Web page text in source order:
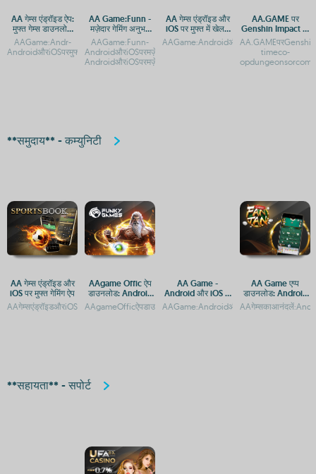
AA गेम्स एंड्रॉइड ऐप:
मुफ्त गेम्स डाउनलोड
और प्ले
AAGame:Andr-
AA Game:Funn -
मज़ेदार गेमिंग अनुभव
Android और iOS पर
AAGame:Funn-
AndroidऔरiOSपरमज़ेदारगेमिंगअनुभवAAGame:Funn-
AndroidऔरiOSपरमज़ेदारगेमिंगअनुभव
AA गेम्स एंड्रॉइड और
iOS पर मुफ्त में खेलने
के लिए डाउनलोड करें
AA.GAME पर
Genshin Impact के
लिए सबसे तेज़ एक्सेस
और APK डाउनलोड
timeco-
opdungeonsorcom
**समुदाय** - कम्युनिटी
AA गेम्स एंड्रॉइड और
iOS पर मुफ्त गेमिंग ऐप
AAगेम्सएंड्रॉइडऔरiOSपरमुफ्तगेमिंगअनुभवAAगेम्सएंड्रॉइडऔरiOSपरमुफ्तमेंखेलनेकेलिएडाउनलोडकरे
AAgame Offic ऐप
डाउनलोड: Android
और iOS प्लेटफ़ॉर्म पर
गेमिंग एक्सेस
AA Game -
Android और iOS के
लिए मुफ्त डाउनलोड
और एक्सेस गाइड
AA Game एप्प
डाउनलोड: Android
और iOS प्लेटफ़ॉर्म पर
गेमिंग अनुभव
**सहायता** - सपोर्ट